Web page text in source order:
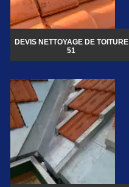
DEVIS NETTOYAGE DE TOITURE
51